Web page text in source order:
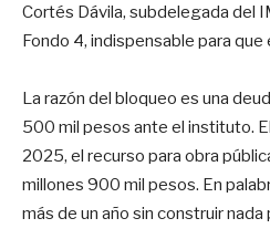
Cortés Dávila, subdelegada del
Fondo 4, indispensable para
La razón del bloqueo es una
500 mil pesos ante el instituto.
2025, el recurso para obra
millones 900 mil pesos. En
más de un año sin construir